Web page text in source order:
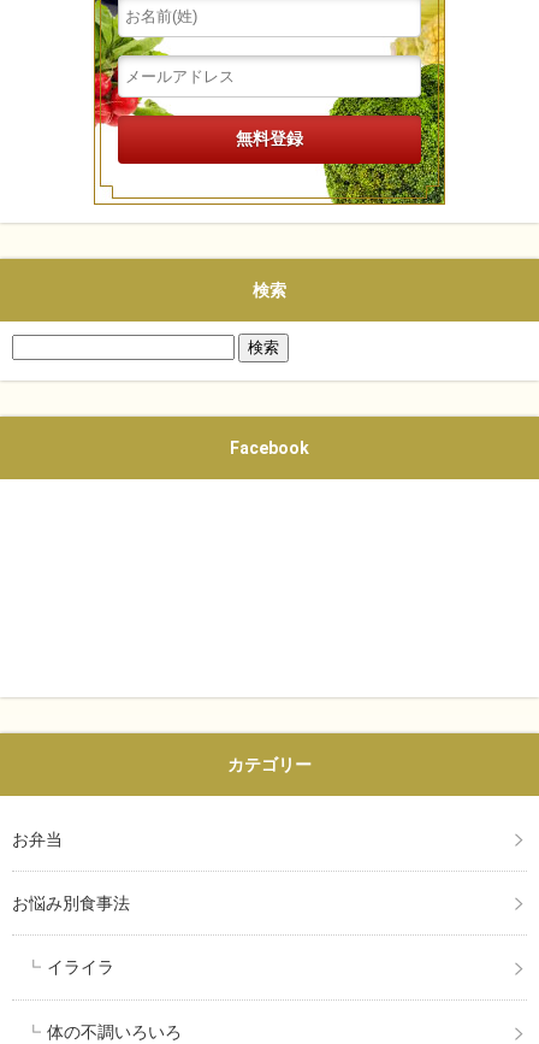
検索
Facebook
カテゴリー
お弁当
お悩み別食事法
イライラ
体の不調いろいろ